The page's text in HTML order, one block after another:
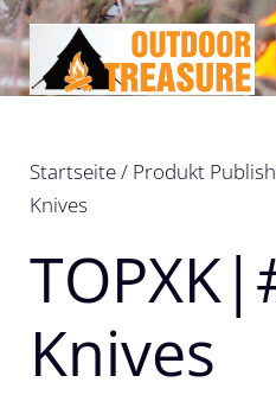
Zum
Inhalt
springen
Startseite/ Produkt
Knives
Knives